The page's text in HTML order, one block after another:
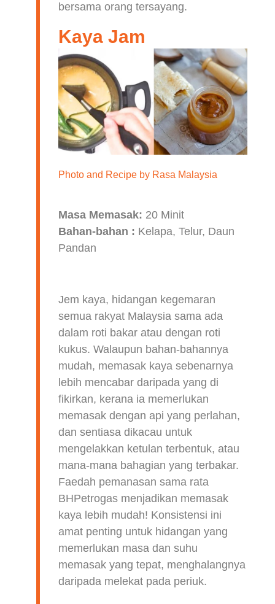
bersama orang tersayang.
Kaya Jam
Photo and Recipe by Rasa Malaysia
Masa Memasak: 20 Minit
Bahan-bahan : Kelapa, Telur, Daun
Pandan
Jem kaya, hidangan kegemaran
semua rakyat Malaysia sama ada
dalam roti bakar atau dengan roti
kukus. Walaupun bahan-bahannya
mudah, memasak kaya sebenarnya
lebih mencabar daripada yang di
fikirkan, kerana ia memerlukan
memasak dengan api yang perlahan,
dan sentiasa dikacau untuk
mengelakkan ketulan terbentuk, atau
mana-mana bahagian yang terbakar.
Faedah pemanasan sama rata
BHPetrogas menjadikan memasak
kaya lebih mudah! Konsistensi ini
amat penting untuk hidangan yang
memerlukan masa dan suhu
memasak yang tepat, menghalangnya
daripada melekat pada periuk.